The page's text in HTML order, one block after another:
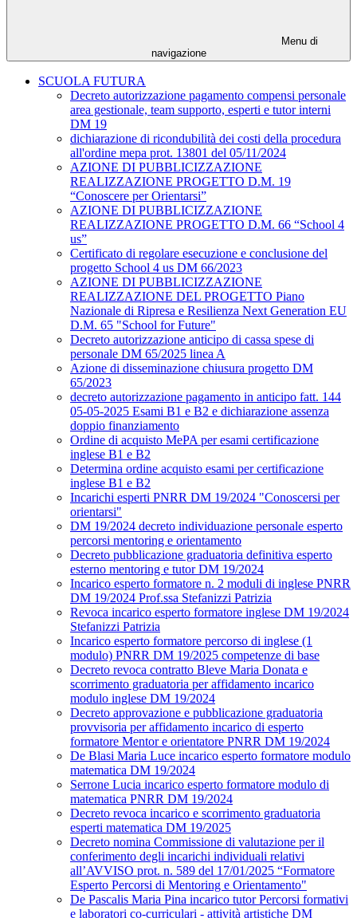
Menu di
navigazione
SCUOLA FUTURA
Decreto autorizzazione pagamento compensi personale
area gestionale, team supporto, esperti e tutor interni
DM 19
dichiarazione di ricondubilità dei costi della procedura
all'ordine mepa prot. 13801 del 05/11/2024
AZIONE DI PUBBLICIZZAZIONE
REALIZZAZIONE PROGETTO D.M. 19
“Conoscere per Orientarsi”
AZIONE DI PUBBLICIZZAZIONE
REALIZZAZIONE PROGETTO D.M. 66 “School 4
us”
Certificato di regolare esecuzione e conclusione del
progetto School 4 us DM 66/2023
AZIONE DI PUBBLICIZZAZIONE
REALIZZAZIONE DEL PROGETTO Piano
Nazionale di Ripresa e Resilienza Next Generation EU
D.M. 65 "School for Future"
Decreto autorizzazione anticipo di cassa spese di
personale DM 65/2025 linea A
Azione di disseminazione chiusura progetto DM
65/2023
decreto autorizzazione pagamento in anticipo fatt. 144
05-05-2025 Esami B1 e B2 e dichiarazione assenza
doppio finanziamento
Ordine di acquisto MePA per esami certificazione
inglese B1 e B2
Determina ordine acquisto esami per certificazione
inglese B1 e B2
Incarichi esperti PNRR DM 19/2024 "Conoscersi per
orientarsi"
DM 19/2024 decreto individuazione personale esperto
percorsi mentoring e orientamento
Decreto pubblicazione graduatoria definitiva esperto
esterno mentoring e tutor DM 19/2024
Incarico esperto formatore n. 2 moduli di inglese PNRR
DM 19/2024 Prof.ssa Stefanizzi Patrizia
Revoca incarico esperto formatore inglese DM 19/2024
Stefanizzi Patrizia
Incarico esperto formatore percorso di inglese (1
modulo) PNRR DM 19/2025 competenze di base
Decreto revoca contratto Bleve Maria Donata e
scorrimento graduatoria per affidamento incarico
modulo inglese DM 19/2024
Decreto approvazione e pubblicazione graduatoria
provvisoria per affidamento incarico di esperto
formatore Mentor e orientatore PNRR DM 19/2024
De Blasi Maria Luce incarico esperto formatore modulo
matematica DM 19/2024
Serrone Lucia incarico esperto formatore modulo di
matematica PNRR DM 19/2024
Decreto revoca incarico e scorrimento graduatoria
esperti matematica DM 19/2025
Decreto nomina Commissione di valutazione per il
conferimento degli incarichi individuali relativi
all’AVVISO prot. n. 589 del 17/01/2025 “Formatore
Esperto Percorsi di Mentoring e Orientamento"
De Pascalis Maria Pina incarico tutor Percorsi formativi
e laboratori co-curriculari - attività artistiche DM